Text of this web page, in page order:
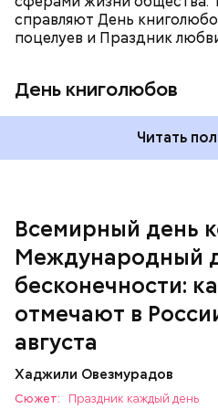
справляют День
поцелуев и Праздник
День книголюбов
Читать
Всемирный день
Международный
бесконечности:
отмечают в
августа
Хаджили Овезмурадов
Сюжет:
Праздник каждый день
Международный
День малины со
родными и близкими.